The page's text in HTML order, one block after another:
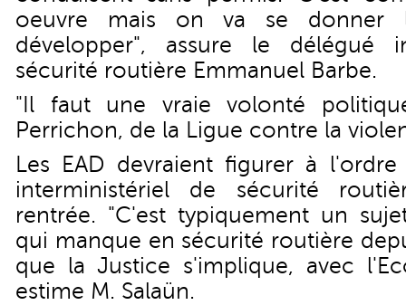
oeuvre mais on va se donner
développer", assure le délégué
sécurité routière Emmanuel Barbe.
"Il faut une vraie volonté
Perrichon, de la Ligue contre la
Les EAD devraient figurer à
interministériel de sécurité
rentrée. "C'est typiquement un
qui manque en sécurité routière
que la Justice s'implique, avec
estime M. Salaün.